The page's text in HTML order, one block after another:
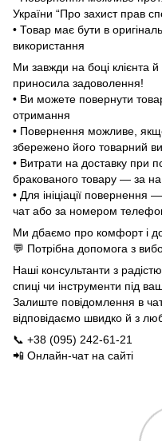
України “Про захист прав
• Товар має бути в
використання
Ми завжди на боці клієнта
приносила задоволення!
• Ви можете повернути
отримання
• Повернення можливе,
збережено його товарний
• Витрати на доставку при
бракованого товару — за
• Для ініціації повернення
чат або за номером
Ми дбаємо про комфорт і
💬 Потрібна допомога з
Наші консультанти з
спиці чи інструменти під
Залиште повідомлення в
відповідаємо швидко й з
📞 +38 (095) 242-61-21
📲 Онлайн-чат на сайті